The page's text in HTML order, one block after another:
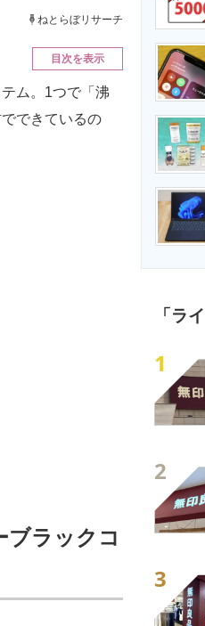
エネルギーの専門メディア
ねとらぼリサーチ
目次を表示
ム。1つで「沸
できているの
ブラックコ
「ラ
1
2
3